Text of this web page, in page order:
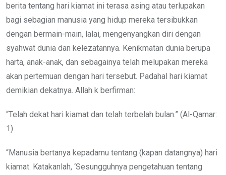
berita tentang hari kiamat ini terasa asing atau terlupakan
bagi sebagian manusia yang hidup mereka tersibukkan
dengan bermain-main, lalai, mengenyangkan diri dengan
syahwat dunia dan kelezatannya. Kenikmatan dunia berupa
harta, anak-anak, dan sebagainya telah melupakan mereka
akan pertemuan dengan hari tersebut. Padahal hari kiamat
demikian dekatnya. Allah k berfirman:
“Telah dekat hari kiamat dan telah terbelah bulan.” (Al-Qamar:
1)
“Manusia bertanya kepadamu tentang (kapan datangnya) hari
kiamat. Katakanlah, ‘Sesungguhnya pengetahuan tentang